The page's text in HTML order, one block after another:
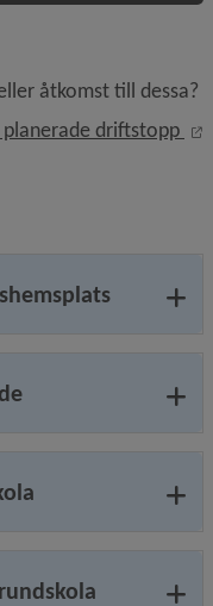
åtkomst till dessa?
driftstopp